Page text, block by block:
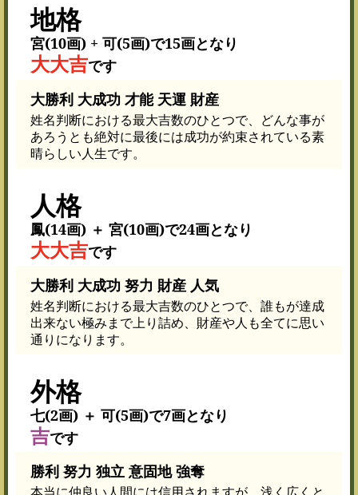
地格
宮(10画) + 可(5画)で15画となり
大大吉です
大勝利 大成功 才能 天運 財産
姓名判断における最大吉数のひとつで、どんな事が
あろうとも絶対に最後には成功が約束されている素
晴らしい人生です。
人格
鳳(14画) ＋ 宮(10画)で24画となり
大大吉です
大勝利 大成功 努力 財産 人気
姓名判断における最大吉数のひとつで、誰もが達成
出来ない極みまで上り詰め、財産や人も全てに思い
通りになります。
外格
七(2画) ＋ 可(5画)で7画となり
吉です
勝利 努力 独立 意固地 強奪